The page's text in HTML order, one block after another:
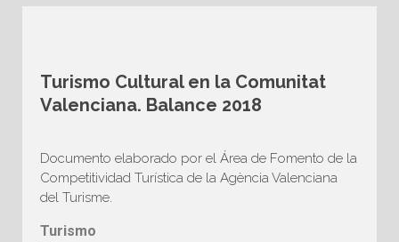
Turismo Cultural en la Comunitat
Valenciana. Balance 2018
Documento elaborado por el Área de Fomento de la
Competitividad Turística de la Agència Valenciana
del Turisme.
Turismo